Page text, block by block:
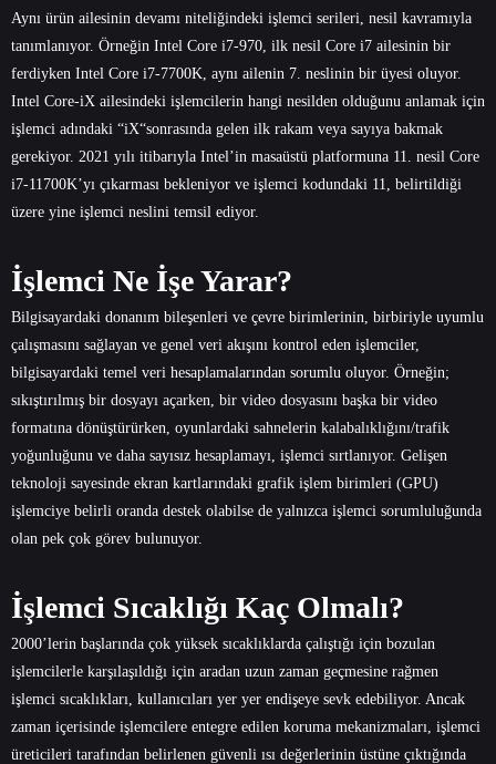
Aynı ürün ailesinin devamı niteliğindeki işlemci serileri, nesil kavramıyla
tanımlanıyor. Örneğin Intel Core i7-970, ilk nesil Core i7 ailesinin bir
ferdiyken Intel Core i7-7700K, aynı ailenin 7. neslinin bir üyesi oluyor.
Intel Core-iX ailesindeki işlemcilerin hangi nesilden olduğunu anlamak için
işlemci adındaki “iX“sonrasında gelen ilk rakam veya sayıya bakmak
gerekiyor. 2021 yılı itibarıyla Intel’in masaüstü platformuna 11. nesil Core
i7-11700K’yı çıkarması bekleniyor ve işlemci kodundaki 11, belirtildiği
üzere yine işlemci neslini temsil ediyor.
İşlemci Ne İşe Yarar?
Bilgisayardaki donanım bileşenleri ve çevre birimlerinin, birbiriyle uyumlu
çalışmasını sağlayan ve genel veri akışını kontrol eden işlemciler,
bilgisayardaki temel veri hesaplamalarından sorumlu oluyor. Örneğin;
sıkıştırılmış bir dosyayı açarken, bir video dosyasını başka bir video
formatına dönüştürürken, oyunlardaki sahnelerin kalabalıklığını/trafik
yoğunluğunu ve daha sayısız hesaplamayı, işlemci sırtlanıyor. Gelişen
teknoloji sayesinde ekran kartlarındaki grafik işlem birimleri (GPU)
işlemciye belirli oranda destek olabilse de yalnızca işlemci sorumluluğunda
olan pek çok görev bulunuyor.
İşlemci Sıcaklığı Kaç Olmalı?
2000’lerin başlarında çok yüksek sıcaklıklarda çalıştığı için bozulan
işlemcilerle karşılaşıldığı için aradan uzun zaman geçmesine rağmen
işlemci sıcaklıkları, kullanıcıları yer yer endişeye sevk edebiliyor. Ancak
zaman içerisinde işlemcilere entegre edilen koruma mekanizmaları, işlemci
üreticileri tarafından belirlenen güvenli ısı değerlerinin üstüne çıktığında